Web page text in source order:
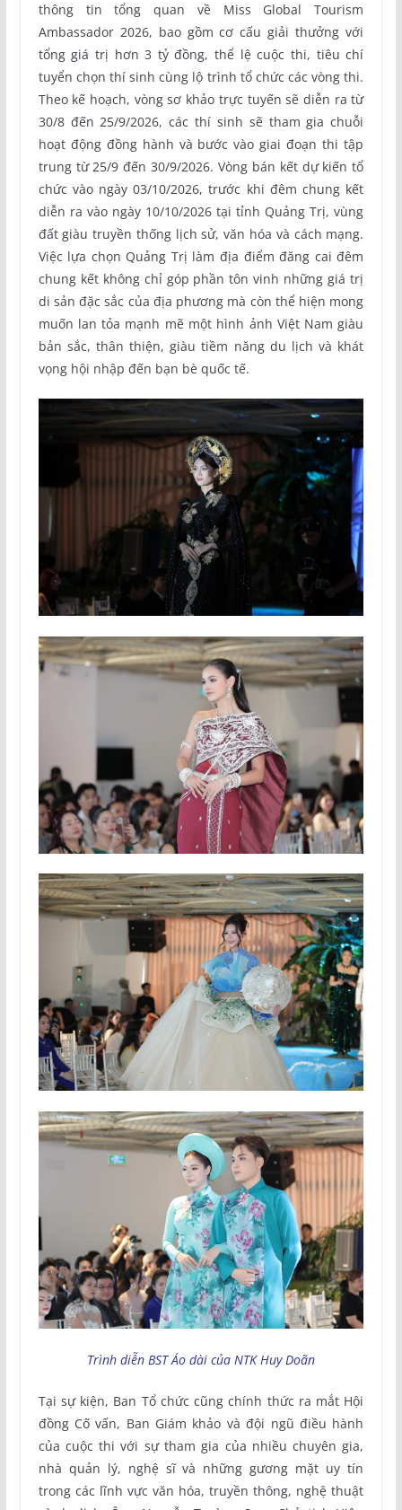
thông tin tổng quan về Miss Global Tourism
Ambassador 2026, bao gồm cơ cấu giải thưởng với
tổng giá trị hơn 3 tỷ đồng, thể lệ cuộc thi, tiêu chí
tuyển chọn thí sinh cùng lộ trình tổ chức các vòng thi.
Theo kế hoạch, vòng sơ khảo trực tuyến sẽ diễn ra từ
30/8 đến 25/9/2026, các thí sinh sẽ tham gia chuỗi
hoạt động đồng hành và bước vào giai đoạn thi tập
trung từ 25/9 đến 30/9/2026. Vòng bán kết dự kiến tổ
chức vào ngày 03/10/2026, trước khi đêm chung kết
diễn ra vào ngày 10/10/2026 tại tỉnh Quảng Trị, vùng
đất giàu truyền thống lịch sử, văn hóa và cách mạng.
Việc lựa chọn Quảng Trị làm địa điểm đăng cai đêm
chung kết không chỉ góp phần tôn vinh những giá trị
di sản đặc sắc của địa phương mà còn thể hiện mong
muốn lan tỏa mạnh mẽ một hình ảnh Việt Nam giàu
bản sắc, thân thiện, giàu tiềm năng du lịch và khát
vọng hội nhập đến bạn bè quốc tế.
Trình diễn BST Áo dài của NTK Huy Doãn
Tại sự kiện, Ban Tổ chức cũng chính thức ra mắt Hội
đồng Cố vấn, Ban Giám khảo và đội ngũ điều hành
của cuộc thi với sự tham gia của nhiều chuyên gia,
nhà quản lý, nghệ sĩ và những gương mặt uy tín
trong các lĩnh vực văn hóa, truyền thông, nghệ thuật